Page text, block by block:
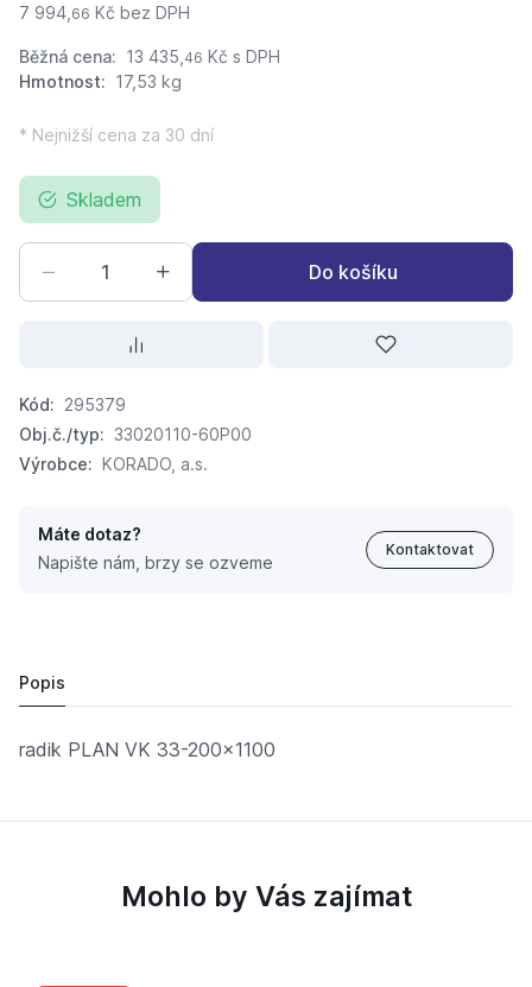
7 994, 66 Kč bez DPH
Běžná cena: 13 435, 46 Kč s DPH
Hmotnost: 17,53 kg
* Nejnižší cena za 30 dní
Skladem
Do košíku
Kód: 295379
Obj.č./typ: 33020110-60P00
Výrobce: KORADO, a.s.
Máte dotaz?
Napište nám, brzy se ozveme
Kontaktovat
Popis
radik PLAN VK 33-200x1100
Mohlo by Vás zajímat